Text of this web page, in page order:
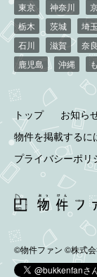
東京 神奈川
栃木
茨城 埼玉
石川
滋賀 奈良
鹿児島
沖縄
トップ お知ら
物件を掲載するに
プライバシーポリ
©物件ファン ©株式